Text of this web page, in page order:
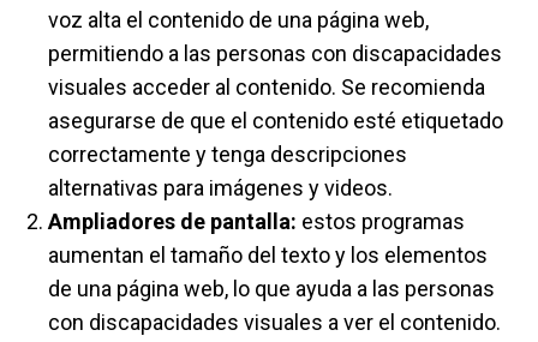
voz alta el contenido de una página web,
permitiendo a las personas con discapacidades
visuales acceder al contenido. Se recomienda
asegurarse de que el contenido esté etiquetado
correctamente y tenga descripciones
alternativas para imágenes y videos.
Ampliadores de pantalla: estos programas
aumentan el tamaño del texto y los elementos
de una página web, lo que ayuda a las personas
con discapacidades visuales a ver el contenido.